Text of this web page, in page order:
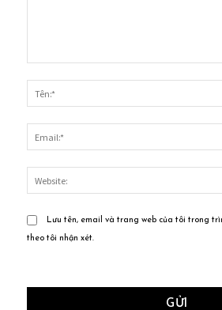
luận:
Lưu tên, email và trang web của tôi trong
theo tôi nhận xét.